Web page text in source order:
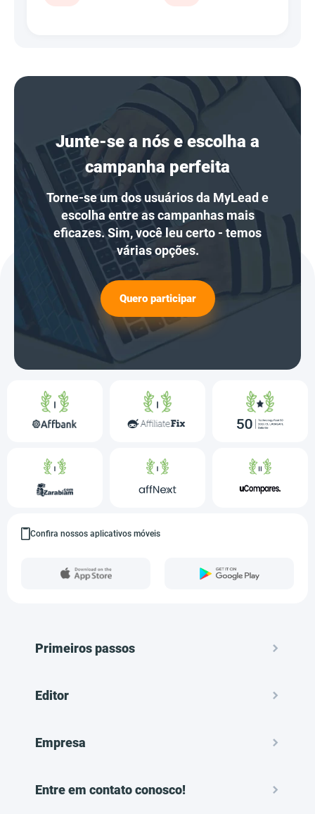
Junte-se a nós e escolha a
campanha perfeita
Torne-se um dos usuários da MyLead e
escolha entre as campanhas mais
eficazes. Sim, você leu certo - temos
várias opções.
Quero participar
Confira nossos aplicativos móveis
Primeiros passos
Editor
Empresa
Entre em contato conosco!